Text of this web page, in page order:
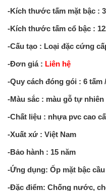
-Kích thước tấm mặt bậc :
-Kích thước tấm cổ bậc :
-Cấu tạo : Loại đặc cứng
-Đơn giá : Liên hệ
-Quy cách đóng gói : 6 tấm
-Màu sắc : màu gỗ tự nhiên
-Chất liệu : nhựa pvc cao
-Xuất xứ : Việt Nam
-Bảo hành : 15 năm
-Ứng dụng: Ốp mặt bậc
-Đặc điểm: Chống nước,